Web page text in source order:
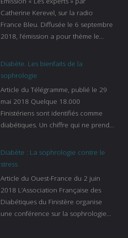
Catherine Kerevel, sur la radio
France Bleu. Diffusée le 6 septembre
2018, l’émission a pour thème le
bleu :
https://www.francebleu.fr/emissions/l
sur-le-sommeil
Diabète. Les bienfaits de la
sophrologie
Article du Télégramme, publié le 29
mai 2018 Quelque 18.000
Finistériens sont identifiés comme
diabétiques. Un chiffre qui ne prend
s’ignorent. « C’est une pathologie qui
continue à augmenter, souligne
de la Caisse primaire d’assurance-
maladie. C’est aussi une pathologie
qui peut être handicapante et coûte
cher quand on sait que 37 % des
Diabète : La sophrologie contre le
stress
Article du Ouest-France du 2 juin
2018 L’Association Française des
Diabétiques du Finistère organise
une conférence sur la sophrologie